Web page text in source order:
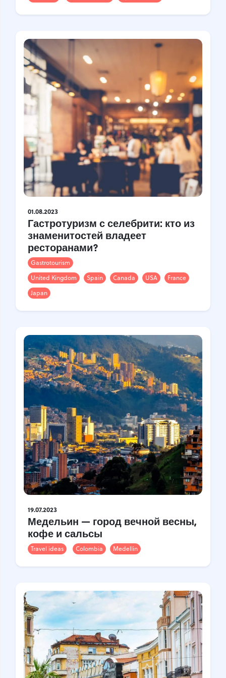
Croatia
Czech Republic
Sweden
Scotland
Sri Lanka
Estonia
01.08.2023
Гастротуризм с селебрити: кто из
знаменитостей владеет
ресторанами?
Gastrotourism
United Kingdom
Spain Canada USA
France
Japan
19.07.2023
Медельин — город вечной весны,
кофе и сальсы
Travel ideas Colombia Medellin